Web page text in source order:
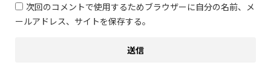
次回のコメントで使用するためブラウザーに自分の名前、メ
ールアドレス、サイトを保存する。